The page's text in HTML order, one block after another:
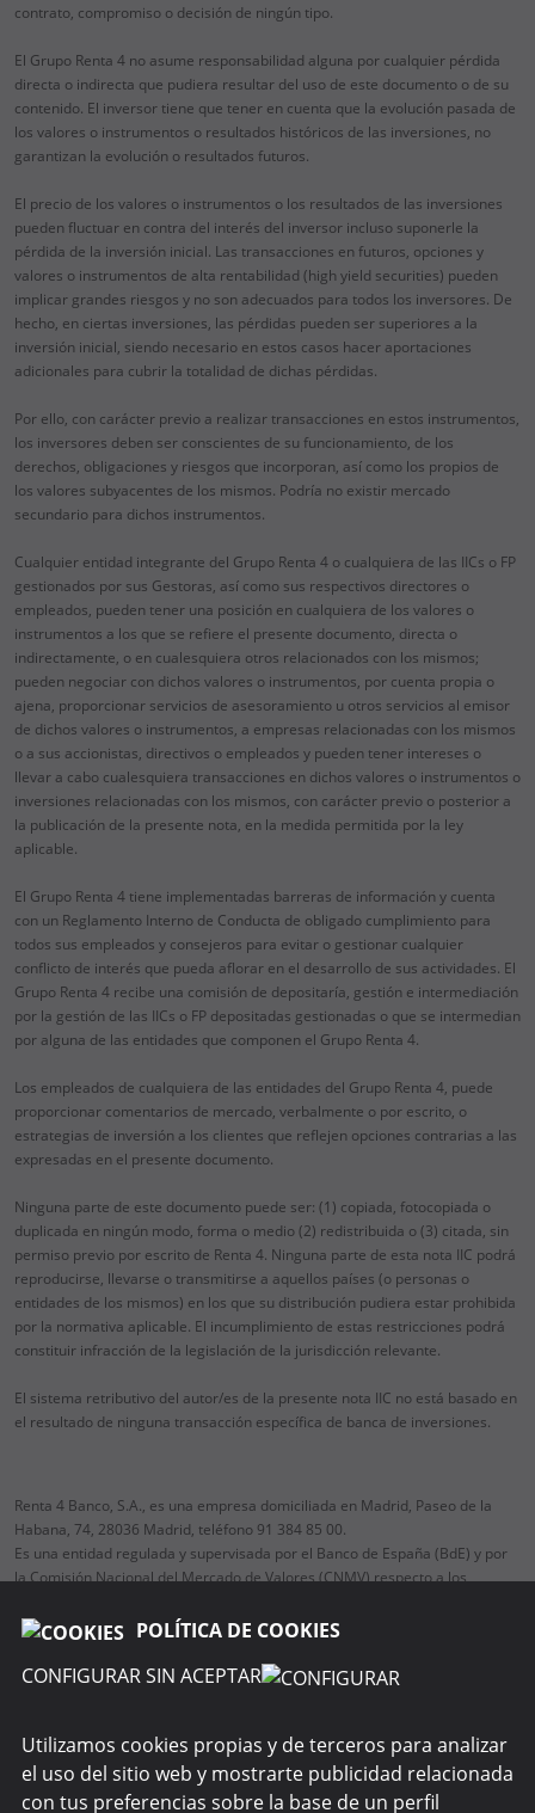
POLÍTICA DE COOKIES
CONFIGURAR SIN ACEPTAR
Utilizamos cookies propias y de terceros para analizar
el uso del sitio web y mostrarte publicidad relacionada
con tus preferencias sobre la base de un perfil
contrato, compromiso o decisión de ningún tipo.
El Grupo Renta 4 no asume responsabilidad alguna por cualquier pérdida
directa o indirecta que pudiera resultar del uso de este documento o de su
contenido. El inversor tiene que tener en cuenta que la evolución pasada de
los valores o instrumentos o resultados históricos de las inversiones, no
garantizan la evolución o resultados futuros.
El precio de los valores o instrumentos o los resultados de las inversiones
pueden fluctuar en contra del interés del inversor incluso suponerle la
pérdida de la inversión inicial. Las transacciones en futuros, opciones y
valores o instrumentos de alta rentabilidad (high yield securities) pueden
implicar grandes riesgos y no son adecuados para todos los inversores. De
hecho, en ciertas inversiones, las pérdidas pueden ser superiores a la
inversión inicial, siendo necesario en estos casos hacer aportaciones
adicionales para cubrir la totalidad de dichas pérdidas.
Por ello, con carácter previo a realizar transacciones en estos instrumentos,
los inversores deben ser conscientes de su funcionamiento, de los
derechos, obligaciones y riesgos que incorporan, así como los propios de
los valores subyacentes de los mismos. Podría no existir mercado
secundario para dichos instrumentos.
Cualquier entidad integrante del Grupo Renta 4 o cualquiera de las IICs o FP
gestionados por sus Gestoras, así como sus respectivos directores o
empleados, pueden tener una posición en cualquiera de los valores o
instrumentos a los que se refiere el presente documento, directa o
indirectamente, o en cualesquiera otros relacionados con los mismos;
pueden negociar con dichos valores o instrumentos, por cuenta propia o
ajena, proporcionar servicios de asesoramiento u otros servicios al emisor
de dichos valores o instrumentos, a empresas relacionadas con los mismos
o a sus accionistas, directivos o empleados y pueden tener intereses o
llevar a cabo cualesquiera transacciones en dichos valores o instrumentos o
inversiones relacionadas con los mismos, con carácter previo o posterior a
la publicación de la presente nota, en la medida permitida por la ley
aplicable.
El Grupo Renta 4 tiene implementadas barreras de información y cuenta
con un Reglamento Interno de Conducta de obligado cumplimiento para
todos sus empleados y consejeros para evitar o gestionar cualquier
conflicto de interés que pueda aflorar en el desarrollo de sus actividades. El
Grupo Renta 4 recibe una comisión de depositaría, gestión e intermediación
por la gestión de las IICs o FP depositadas gestionadas o que se intermedian
por alguna de las entidades que componen el Grupo Renta 4.
Los empleados de cualquiera de las entidades del Grupo Renta 4, puede
proporcionar comentarios de mercado, verbalmente o por escrito, o
estrategias de inversión a los clientes que reflejen opciones contrarias a las
expresadas en el presente documento.
Ninguna parte de este documento puede ser: (1) copiada, fotocopiada o
duplicada en ningún modo, forma o medio (2) redistribuida o (3) citada, sin
permiso previo por escrito de Renta 4. Ninguna parte de esta nota IIC podrá
reproducirse, llevarse o transmitirse a aquellos países (o personas o
entidades de los mismos) en los que su distribución pudiera estar prohibida
por la normativa aplicable. El incumplimiento de estas restricciones podrá
constituir infracción de la legislación de la jurisdicción relevante.
El sistema retributivo del autor/es de la presente nota IIC no está basado en
el resultado de ninguna transacción específica de banca de inversiones.
Renta 4 Banco, S.A., es una empresa domiciliada en Madrid, Paseo de la
Habana, 74, 28036 Madrid, teléfono 91 384 85 00.
Es una entidad regulada y supervisada por el Banco de España (BdE) y por
la Comisión Nacional del Mercado de Valores (CNMV) respecto a los
WEBS DEL GRUPO